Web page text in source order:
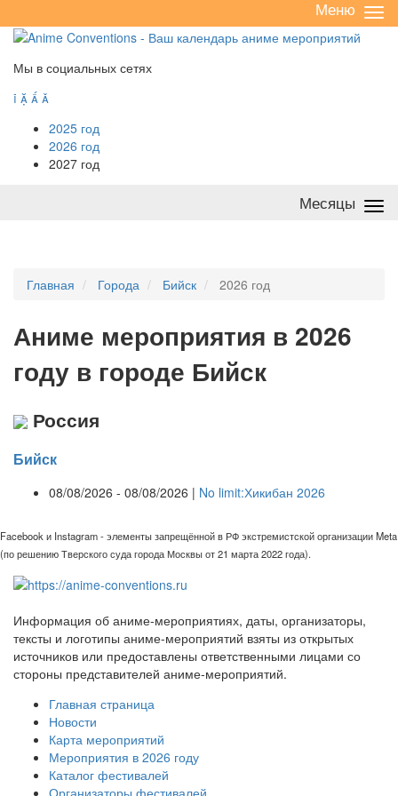
/
Меню
Мы в социальных сетях
   
2025 год
2026 год
2027 год
Месяцы
Главная Города Бийск 2026 год
Аниме мероприятия в 2026
году в городе Бийск
Россия
Бийск
08/08/2026 - 08/08/2026 | No limit:Хикибан 2026
Facebook и Instagram - элементы запрещённой в РФ экстремистской организации Meta
(по решению Тверского суда города Москвы от 21 марта 2022 года).
Информация об аниме-мероприятиях, даты, организаторы,
тексты и логотипы аниме-мероприятий взяты из открытых
источников или предоставлены ответственными лицами со
стороны представителей аниме-мероприятий.
Главная страница
Новости
Карта мероприятий
Мероприятия в 2026 году
Каталог фестивалей